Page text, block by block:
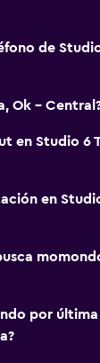
de
Ok -
en Studio 6
en
por última